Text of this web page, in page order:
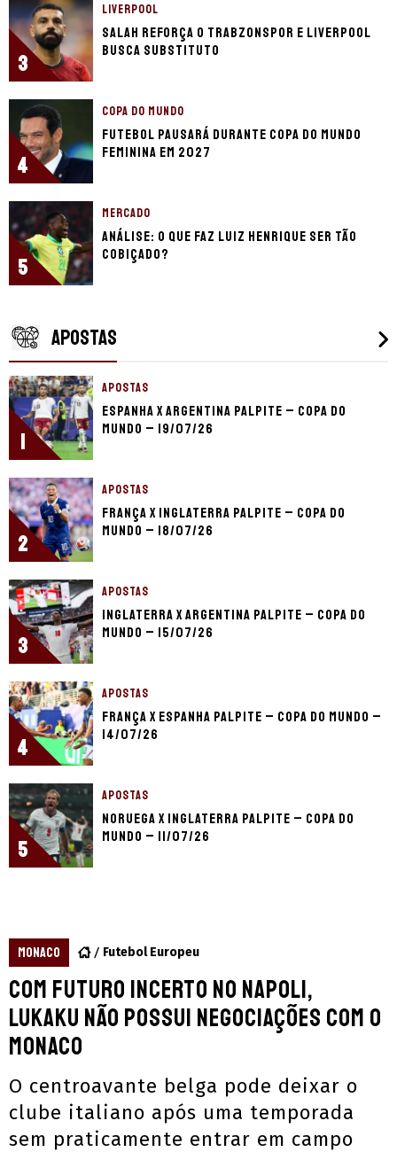
3
LIVERPOOL
Salah reforça o Trabzonspor e Liverpool
busca substituto
4
COPA DO MUNDO
Futebol pausará durante Copa do Mundo
Feminina em 2027
5
MERCADO
Análise: o que faz Luiz Henrique ser tão
cobiçado?
APOSTAS
1
APOSTAS
Espanha x Argentina palpite – Copa do
Mundo – 19/07/26
2
APOSTAS
França x Inglaterra palpite – Copa do
Mundo – 18/07/26
3
APOSTAS
Inglaterra x Argentina palpite – Copa do
Mundo – 15/07/26
4
APOSTAS
França x Espanha palpite – Copa do Mundo –
14/07/26
5
APOSTAS
Noruega x Inglaterra palpite – Copa do
Mundo – 11/07/26
MONACO Futebol Europeu
Com futuro incerto no Napoli,
Lukaku não possui negociações com o
Monaco
O centroavante belga pode deixar o
clube italiano após uma temporada
sem praticamente entrar em campo